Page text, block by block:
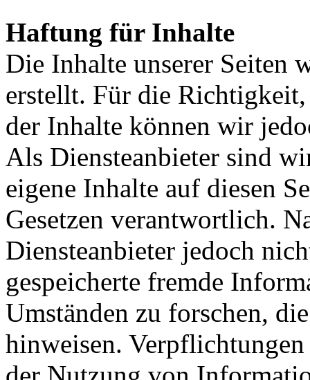
Haftung für Inhalte
Die Inhalte unserer Seiten
erstellt. Für die
der Inhalte können wir
Als Diensteanbieter sind
eigene Inhalte auf diesen
Gesetzen verantwortlich.
Diensteanbieter jedoch
gespeicherte fremde
Umständen zu forschen,
hinweisen.